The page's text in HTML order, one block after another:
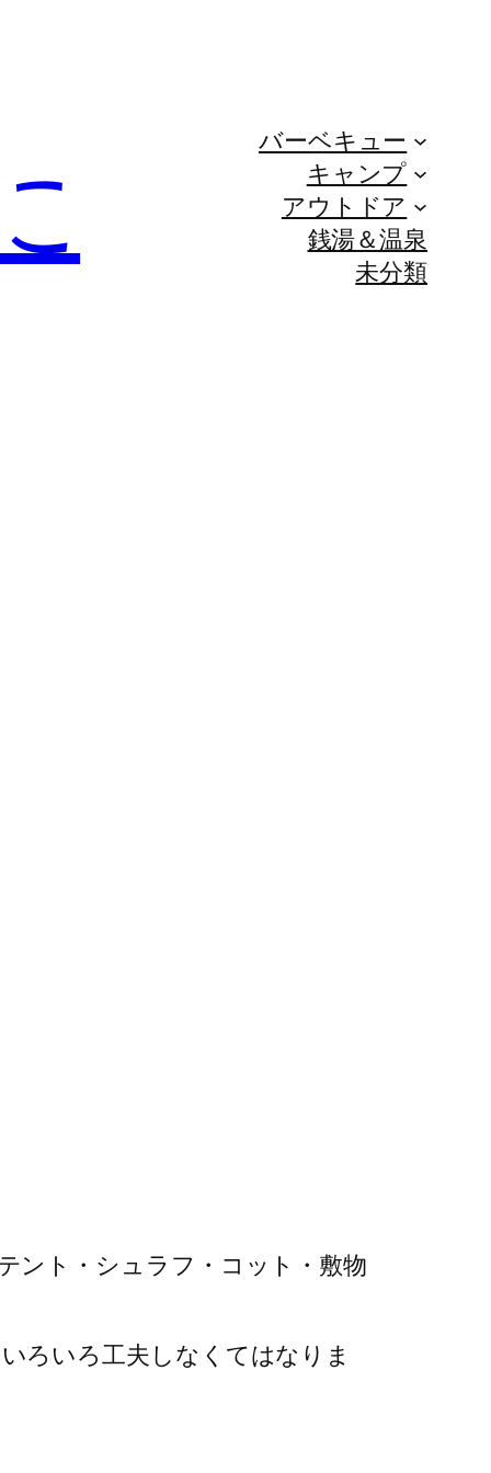
バーベキュー
キャンプ
アウトドア
銭湯＆温泉
未分類
ント・シュラフ・コット・敷物
ろいろ工夫しなくてはなりま